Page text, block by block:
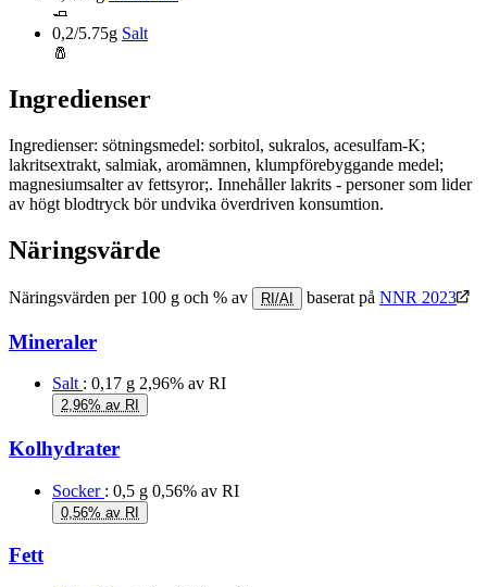
🧈
0,2/5.75g Salt
🧂
Ingredienser
Ingredienser: sötningsmedel: sorbitol, sukralos, acesulfam-K;
lakritsextrakt, salmiak, aromämnen, klumpförebyggande medel;
magnesiumsalter av fettsyror;. Innehåller lakrits - personer som lider
av högt blodtryck bör undvika överdriven konsumtion.
Näringsvärde
Näringsvärden per 100 g och % av RI/AI baserat på NNR 2023
Mineraler
Salt : 0,17 g 2,96% av RI
2,96% av RI
Kolhydrater
Socker : 0,5 g 0,56% av RI
0,56% av RI
Fett